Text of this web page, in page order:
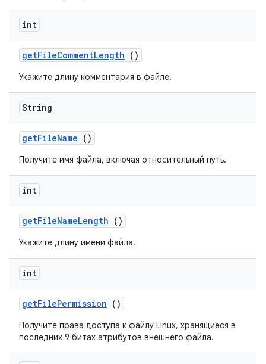
int
getFileCommentLength ()
Укажите длину комментария в файле.
String
getFileName ()
Получите имя файла, включая относительный путь.
int
getFileNameLength ()
Укажите длину имени файла.
int
getFilePermission ()
Получите права доступа к файлу Linux, хранящиеся в
последних 9 битах атрибутов внешнего файла.